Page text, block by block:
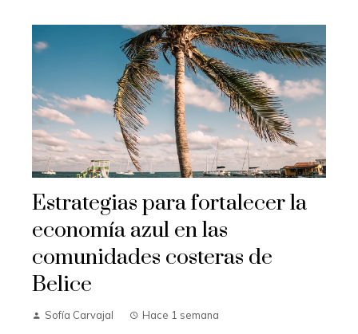
Estrategias para fortalecer la
economía azul en las
comunidades costeras de
Belice
Sofía Carvajal Hace 1 semana